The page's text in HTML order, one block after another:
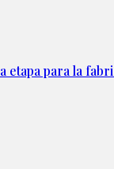
etapa para la